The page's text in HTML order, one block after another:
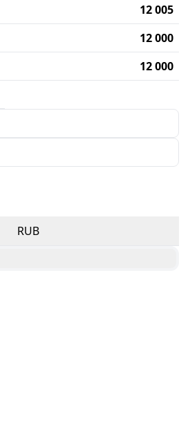
12 005
12 000
12 000
RUB